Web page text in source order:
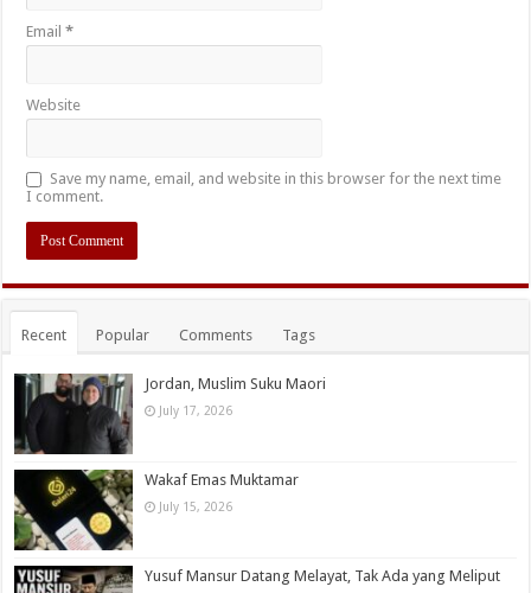
Email*
Website
Save my name, email, and website in this browser for the next time
I comment.
Recent Popular Comments Tags
Jordan, Muslim Suku Maori
July 17, 2026
Wakaf Emas Muktamar
July 15, 2026
Yusuf Mansur Datang Melayat, Tak Ada yang Meliput